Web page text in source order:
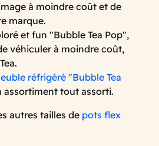
à moindre coût et de
marque.
et fun "Bubble Tea Pop",
véhiculer à moindre coût,
réfrigéré "Bubble Tea
assortiment tout assorti.
autres tailles de pots flex